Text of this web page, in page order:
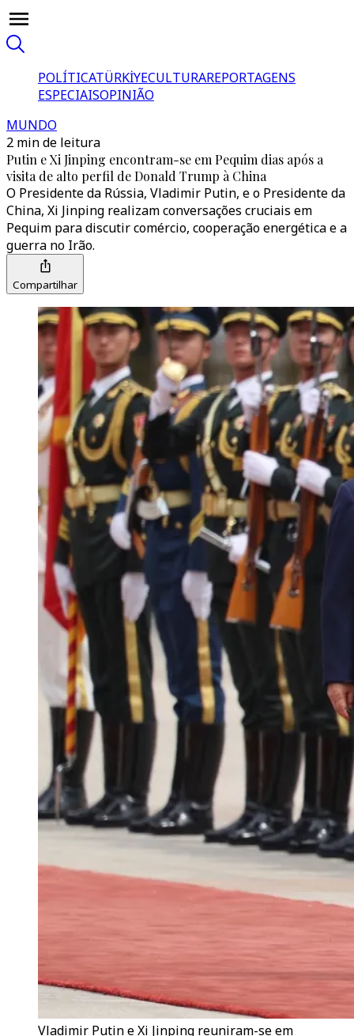
POLÍTICATÜRKİYECULTURAREPORTAGENS
ESPECIAISOPINIÃO
MUNDO
2 min de leitura
Putin e Xi Jinping encontram-se em Pequim dias após a
visita de alto perfil de Donald Trump à China
O Presidente da Rússia, Vladimir Putin, e o Presidente da
China, Xi Jinping realizam conversações cruciais em
Pequim para discutir comércio, cooperação energética e a
guerra no Irão.
Compartilhar
Vladimir Putin e Xi Jinping reuniram-se em